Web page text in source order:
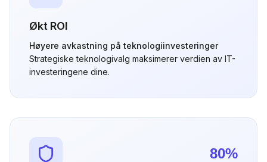
Økt ROI
Høyere avkastning på teknologiinvesteringer
Strategiske teknologivalg maksimerer verdien av IT-
investeringene dine.
80%